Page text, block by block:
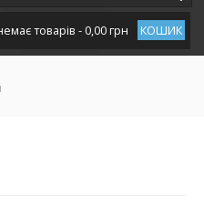
товарів - 0,00 грн КОШИК